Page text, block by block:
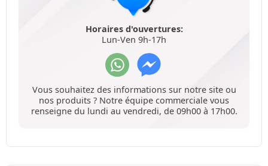
Horaires d'ouvertures:
Lun-Ven 9h-17h
Vous souhaitez des informations sur notre site ou
nos produits ? Notre équipe commerciale vous
renseigne du lundi au vendredi, de 09h00 à 17h00.